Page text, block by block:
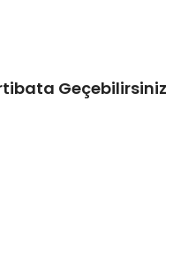
Geçebilirsiniz